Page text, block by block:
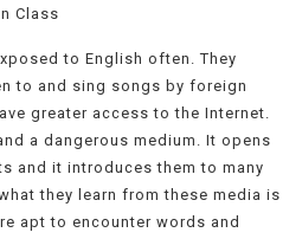
Class
to English often. They
to and sing songs by foreign
greater access to the Internet.
a dangerous medium. It opens
and it introduces them to many
they learn from these media is
apt to encounter words and